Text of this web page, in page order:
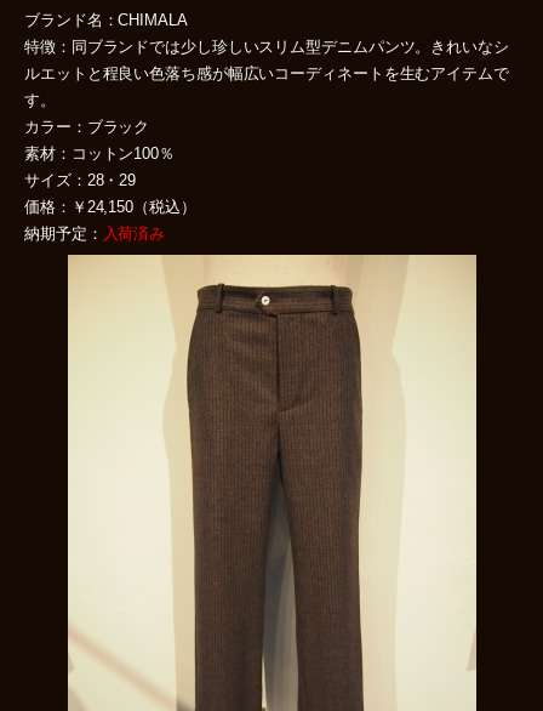
ブランド名：CHIMALA
特徴：同ブランドでは少し珍しいスリム型デニムパンツ。きれいなシ
ルエットと程良い色落ち感が幅広いコーディネートを生むアイテムで
す。
カラー：ブラック
素材：コットン100％
サイズ：28・29
価格：￥24,150（税込）
納期予定： 入荷済み